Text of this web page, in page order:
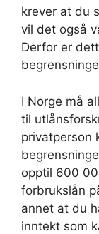
krever at du
vil det også
Derfor er
I Norge må
til
privatperson
opptil 600
forbrukslån
annet at du
inntekt som